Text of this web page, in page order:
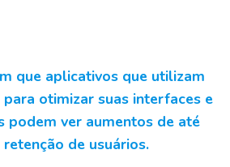
que aplicativos que utilizam
otimizar suas interfaces e
podem ver aumentos de até
de usuários.